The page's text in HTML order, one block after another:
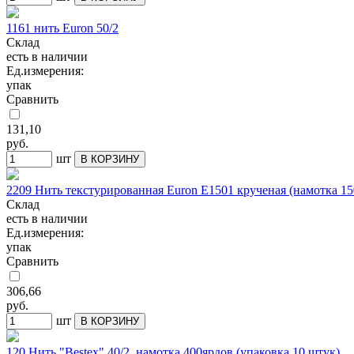
1161 нить Euron 50/2
Склад
есть в наличии
Ед.измерения:
упак
Сравнить
131,10
руб.
шт
В КОРЗИНУ
2209 Нить текстурированная Euron Е1501 крученая (намотка
Склад
есть в наличии
Ед.измерения:
упак
Сравнить
306,66
руб.
шт
В КОРЗИНУ